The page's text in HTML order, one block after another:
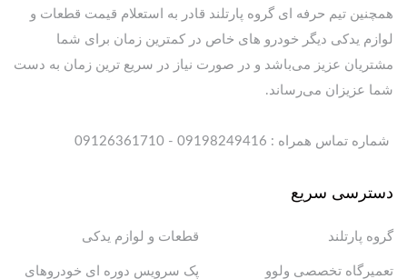
همچنین تیم حرفه ای گروه پارتلند قادر به استعلام قیمت قطعات و
لوازم یدکی دیگر خودرو های خاص در کمترین زمان برای شما
مشتریان عزیز می‌باشد و در صورت نیاز در سریع ترین زمان به دست
شما عزیزان می‌رساند.
شماره تماس همراه : 09198249416 - 09126361710
دسترسی سریع
گروه پارتلند قطعات و لوازم یدکی
تعمیرگاه تخصصی ولوو
پک سرویس دوره ای خودروهای